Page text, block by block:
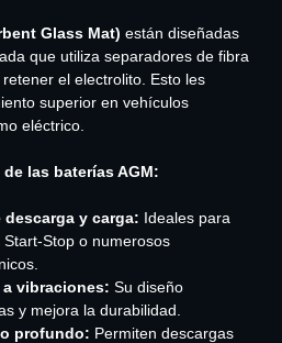
Glass Mat) están diseñadas
que utiliza separadores de fibra
el electrolito. Esto les
superior en vehículos
eléctrico.
las baterías AGM:
y carga: Ideales para
Stop o numerosos
vibraciones: Su diseño
y mejora la durabilidad.
profundo: Permiten descargas